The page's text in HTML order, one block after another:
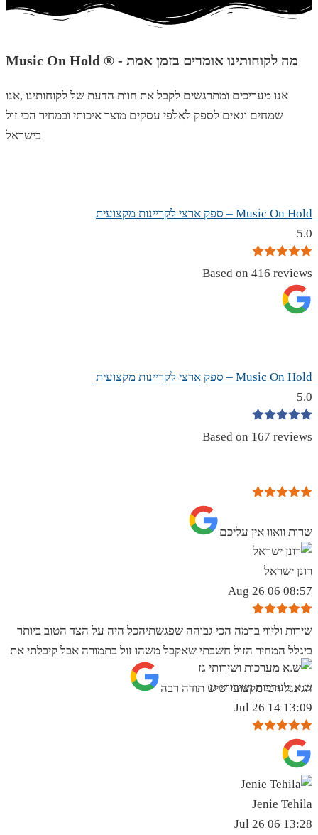
Music On Hold ® - מה לקוחותינו אומרים בזמן אמת
אנו מעריכים ומתרגשים לקבל את חוות הדעת של לקוחותינו ,אנו
שמחים וגאים לספק לאלפי עסקים מוצר איכותי ובמחיר הכי זול
בישראל
Music On Hold – ספק ארצי לקריינות מקצועית
5.0
Based on 416 reviews
Music On Hold – ספק ארצי לקריינות מקצועית
5.0
Based on 167 reviews
שרות וואוו אין עליכם
רונן ישראל
08:57 06 Aug 26
שירות וליווי ברמה הכי גבוהה שפגשתיהכל היה על הצד הטוב ביותר
ביגלל המחיר הזול חשבתי שאקבל משהו זול בתמורה אבל קיבלתי את
הגינגל הכי מקצועי שיש תודה רבה
ש.א מערכות ושירותי גז
13:09 14 Jul 26
Jenie Tehila
13:28 06 Jul 26